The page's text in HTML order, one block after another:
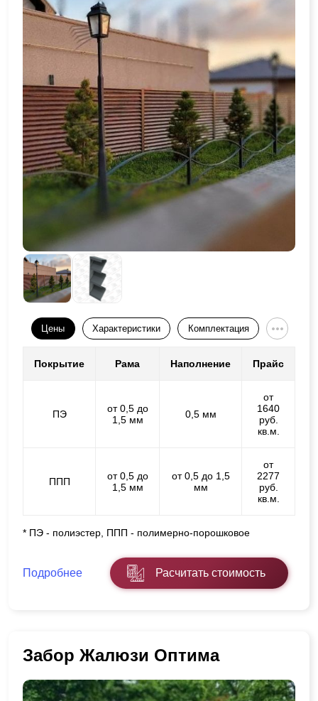
Цены Характеристики Комплектация
Покрытие Рама Наполнение Прайс
ПЭ
от 0,5 до
1,5 мм
0,5 мм
от
1640
руб.
кв.м.
ППП
от 0,5 до
1,5 мм
от 0,5 до 1,5
мм
от
2277
руб.
кв.м.
* ПЭ - полиэстер, ППП - полимерно-порошковое
Подробнее Расчитать стоимость
Забор Жалюзи Оптима